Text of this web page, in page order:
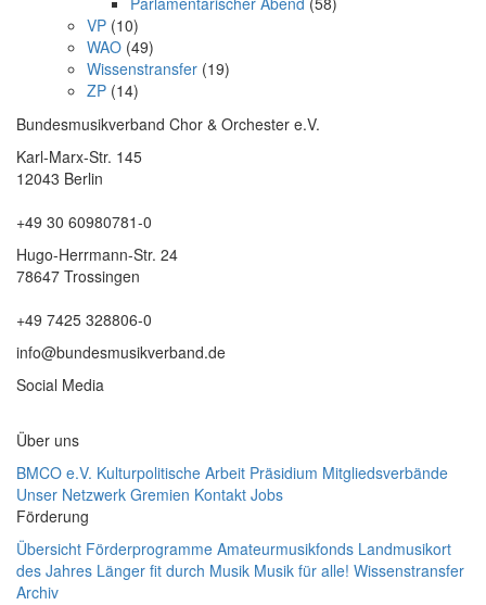
VP (10)
WAO (49)
Wissenstransfer (19)
ZP (14)
Bundesmusikverband Chor & Orchester e.V.
Karl-Marx-Str. 145
12043 Berlin
+49 30 60980781-0
Hugo-Herrmann-Str. 24
78647 Trossingen
+49 7425 328806-0
info@bundesmusikverband.de
Social Media
Über uns
BMCO e.V. Kulturpolitische Arbeit Präsidium Mitgliedsverbände
Unser Netzwerk Gremien Kontakt Jobs
Förderung
Übersicht Förderprogramme Amateurmusikfonds Landmusikort
des Jahres Länger fit durch Musik Musik für alle! Wissenstransfer
Archiv